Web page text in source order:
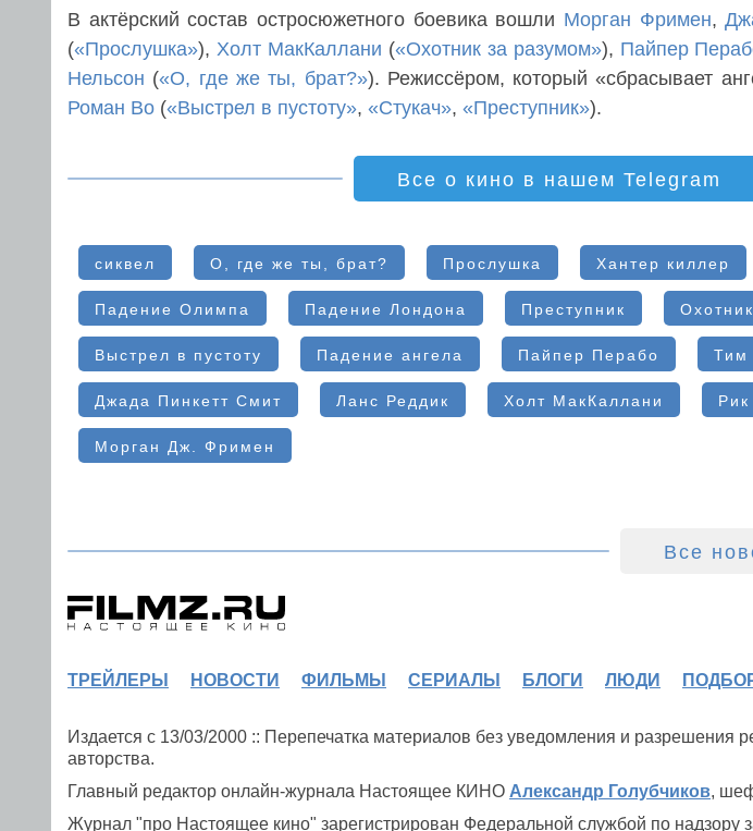
В актёрский состав остросюжетного боевика вошли Морган Фримен,
(«Прослушка»), Холт МакКаллани («Охотник за разумом»), Пайпер
Нельсон («О, где же ты, брат?»). Режиссёром, который «сбрасывает
Роман Во («Выстрел в пустоту», «Стукач», «Преступник»).
Все о кино в нашем Telegram
сиквел О, где же ты, брат? Прослушка Хантер киллер
Падение Олимпа Падение Лондона Преступник
Выстрел в пустоту Падение ангела Пайпер Перабо Тим
Джада Пинкетт Смит Ланс Реддик Холт МакКаллани
Морган Дж. Фримен
Все
ТРЕЙЛЕРЫ НОВОСТИ ФИЛЬМЫ СЕРИАЛЫ БЛОГИ ЛЮДИ
Издается с 13/03/2000 :: Перепечатка материалов без уведомления и разрешения
авторства.
Главный редактор онлайн-журнала Настоящее КИНО Александр Голубчиков,
Журнал "про Настоящее кино" зарегистрирован Федеральной службой по